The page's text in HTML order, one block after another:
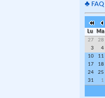
♣
Lu
Ma
27
28
3
4
10
11
17
18
24
25
31
1